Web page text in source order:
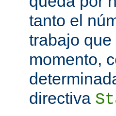
tanto el
trabajo
momento,
directiva